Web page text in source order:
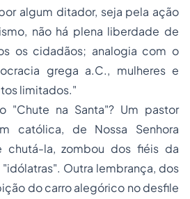
algum ditador, seja pela ação
não há plena liberdade de
os cidadãos; analogia com o
grega a.C., mulheres e
limitados."
"Chute na Santa"? Um pastor
católica, de Nossa Senhora
chutá-la, zombou dos fiéis da
Outra lembrança, dos
do carro alegórico no desfile